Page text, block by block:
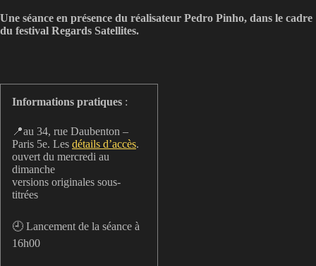
Une séance en présence du réalisateur Pedro Pinho, dans le cadre
du festival Regards Satellites.
Informations pratiques :
📍au 34, rue Daubenton –
Paris 5e. Les détails d’accès.
ouvert du mercredi au
dimanche
versions originales sous-
titrées
🕘 Lancement de la séance à
16h00